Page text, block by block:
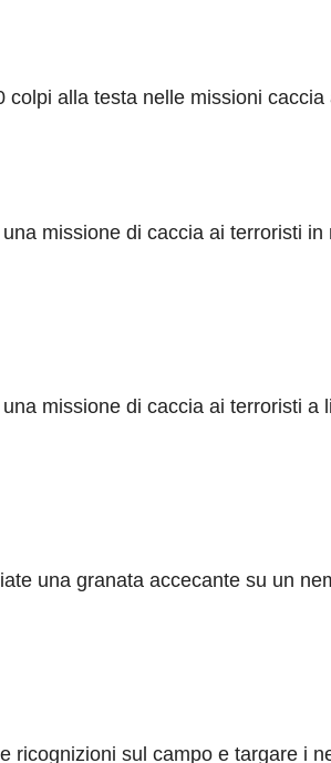
colpi alla testa nelle missioni caccia
missione di caccia ai terroristi
missione di caccia ai terroristi
una granata accecante su un
ricognizioni sul campo e targare i